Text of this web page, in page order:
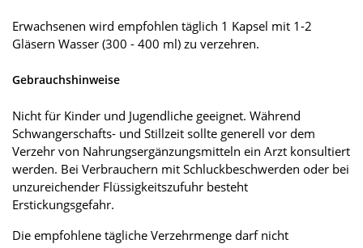
Erwachsenen wird empfohlen täglich 1 Kapsel mit 1-2
Gläsern Wasser (300 - 400 ml) zu verzehren.
Gebrauchshinweise
Nicht für Kinder und Jugendliche geeignet. Während
Schwangerschafts- und Stillzeit sollte generell vor dem
Verzehr von Nahrungsergänzungsmitteln ein Arzt konsultiert
werden. Bei Verbrauchern mit Schluckbeschwerden oder bei
unzureichender Flüssigkeitszufuhr besteht
Erstickungsgefahr.
Die empfohlene tägliche Verzehrmenge darf nicht